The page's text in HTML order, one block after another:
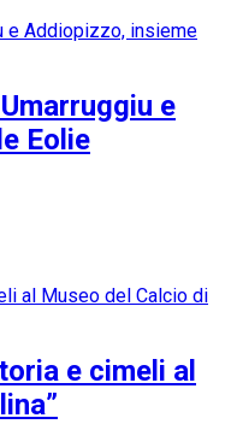
e
Eolie
e cimeli al